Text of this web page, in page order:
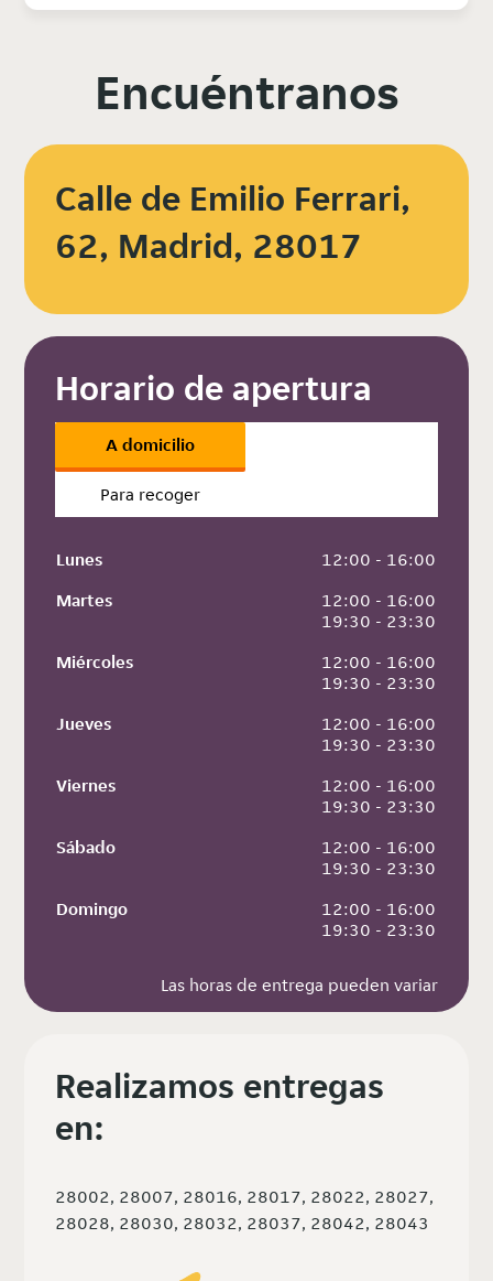
Encuéntranos
Calle de Emilio Ferrari,
62, Madrid, 28017
Horario de apertura
A domicilio
Para recoger
Lunes
12:00 - 16:00
Martes
12:00 - 16:00
19:30 - 23:30
Miércoles
12:00 - 16:00
19:30 - 23:30
Jueves
12:00 - 16:00
19:30 - 23:30
Viernes
12:00 - 16:00
19:30 - 23:30
Sábado
12:00 - 16:00
19:30 - 23:30
Domingo
12:00 - 16:00
19:30 - 23:30
Las horas de entrega pueden variar
Realizamos entregas
en:
28002, 28007, 28016, 28017, 28022, 28027,
28028, 28030, 28032, 28037, 28042, 28043